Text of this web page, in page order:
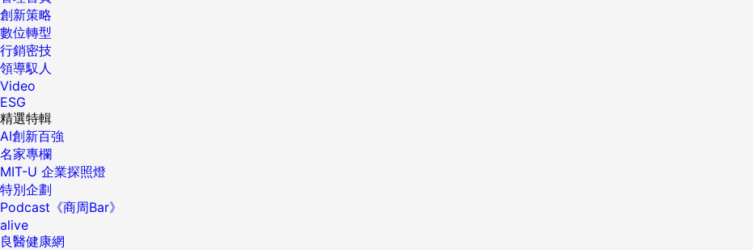
創新策略
數位轉型
行銷密技
領導馭人
Video
ESG
精選特輯
AI創新百強
名家專欄
MIT-U 企業探照燈
特別企劃
Podcast《商周Bar》
alive
良醫健康網